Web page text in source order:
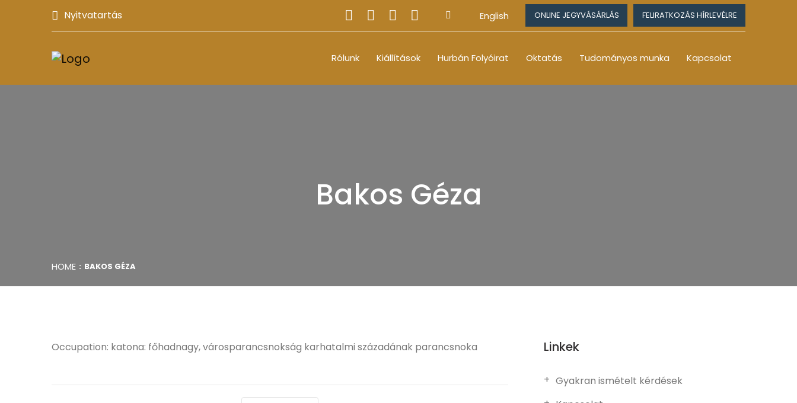
Nyitvatartás English ONLINE JEGYVÁSÁRLÁS FELIRATKOZÁS HÍRLEVÉLRE
Rólunk Kiállítások Hurbán Folyóirat Oktatás Tudományos munka Kapcsolat
Bakos Géza
HOME BAKOS GÉZA
Occupation: katona: főhadnagy, városparancsnokság karhatalmi századának parancsnoka Linkek
Gyakran ismételt kérdések